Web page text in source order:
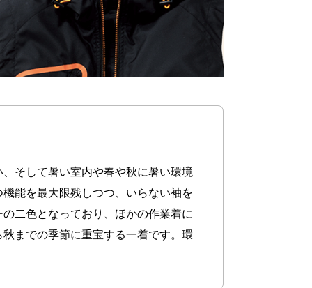
そして暑い室内や春や秋に暑い環境
能を最大限残しつつ、いらない袖を
二色となっており、ほかの作業着に
までの季節に重宝する一着です。環